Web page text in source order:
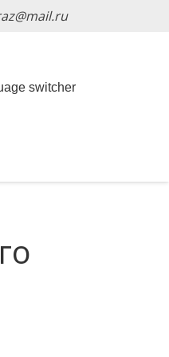
switcher